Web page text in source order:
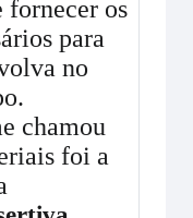
fornecer os
para
no
chamou
foi a